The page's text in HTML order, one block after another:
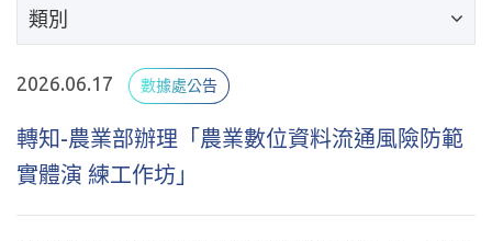
類別
2026.06.17 數據處公告
轉知-農業部辦理「農業數位資料流通風險防範
實體演 練工作坊」